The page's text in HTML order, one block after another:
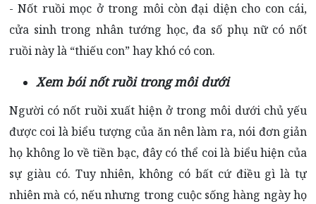
- Nốt ruồi mọc ở trong môi còn đại diện cho con cái,
cửa sinh trong nhân tướng học, đa số phụ nữ có nốt
ruồi này là “thiếu con” hay khó có con.
Xem bói nốt ruồi trong môi dưới
Người có nốt ruồi xuất hiện ở trong môi dưới chủ yếu
được coi là biểu tượng của ăn nên làm ra, nói đơn giản
họ không lo về tiền bạc, đây có thể coi là biểu hiện của
sự giàu có. Tuy nhiên, không có bất cứ điều gì là tự
nhiên mà có, nếu nhưng trong cuộc sống hàng ngày họ